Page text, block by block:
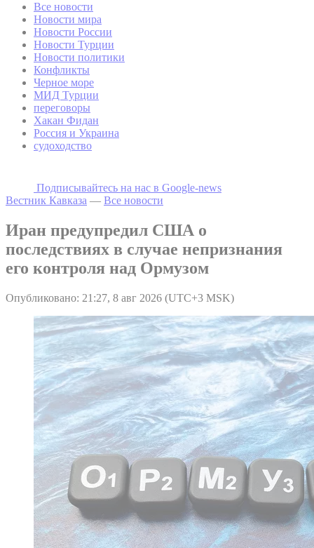
Все новости
Новости мира
Новости России
Новости Турции
Новости политики
Конфликты
Черное море
МИД Турции
переговоры
Хакан Фидан
Россия и Украина
судоходство
Подписывайтесь на наc в Google-news
Вестник Кавказа — Все новости
Иран предупредил США о
последствиях в случае непризнания
его контроля над Ормузом
Опубликовано: 21:27, 8 авг 2026 (UTC+3 MSK)